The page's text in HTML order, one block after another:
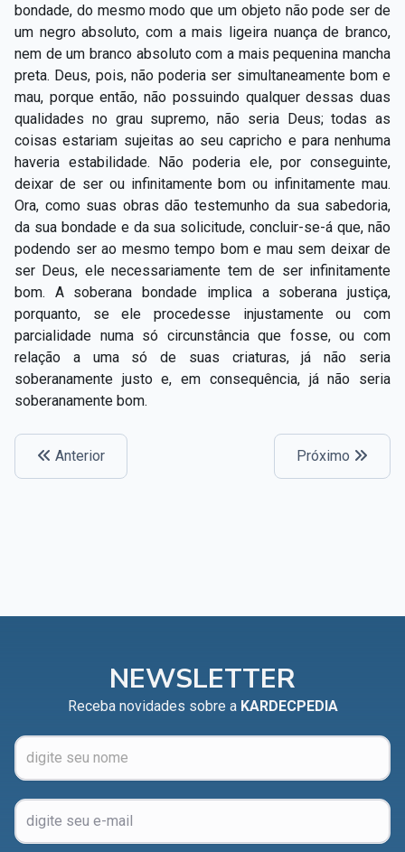
bondade, do mesmo modo que um objeto não pode ser de
um negro absoluto, com a mais ligeira nuança de branco,
nem de um branco absoluto com a mais pequenina mancha
preta. Deus, pois, não poderia ser simultaneamente bom e
mau, porque então, não possuindo qualquer dessas duas
qualidades no grau supremo, não seria Deus; todas as
coisas estariam sujeitas ao seu capricho e para nenhuma
haveria estabilidade. Não poderia ele, por conseguinte,
deixar de ser ou infinitamente bom ou infinitamente mau.
Ora, como suas obras dão testemunho da sua sabedoria,
da sua bondade e da sua solicitude, concluir-se-á que, não
podendo ser ao mesmo tempo bom e mau sem deixar de
ser Deus, ele necessariamente tem de ser infinitamente
bom. A soberana bondade implica a soberana justiça,
porquanto, se ele procedesse injustamente ou com
parcialidade numa só circunstância que fosse, ou com
relação a uma só de suas criaturas, já não seria
soberanamente justo e, em consequência, já não seria
soberanamente bom.
Anterior Próximo
NEWSLETTER
Receba novidades sobre a KARDECPEDIA